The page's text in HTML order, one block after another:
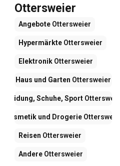
Ottersweier
Angebote Ottersweier
Hypermärkte Ottersweier
Elektronik Ottersweier
Haus und Garten Ottersweier
Kleidung, Schuhe, SportOttersweier
Kosmetik und DrogerieOttersweier
Reisen Ottersweier
Andere Ottersweier